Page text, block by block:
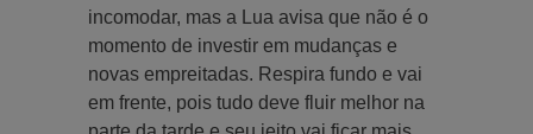
incomodar, mas a Lua avisa que não é o
momento de investir em mudanças e
novas empreitadas. Respira fundo e vai
em frente, pois tudo deve fluir melhor na